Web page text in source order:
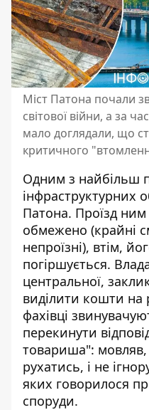
Міст Патона почали
світової війни, а за
мало доглядали, що
критичного
Одним з найбільш
інфраструктурних
Патона. Проїзд
обмежено (крайні
непроїзні), втім,
погіршується.
центральної,
виділити кошти на
фахівці
перекинути
товариша":
рухатись, і не
яких говорилося
споруди.